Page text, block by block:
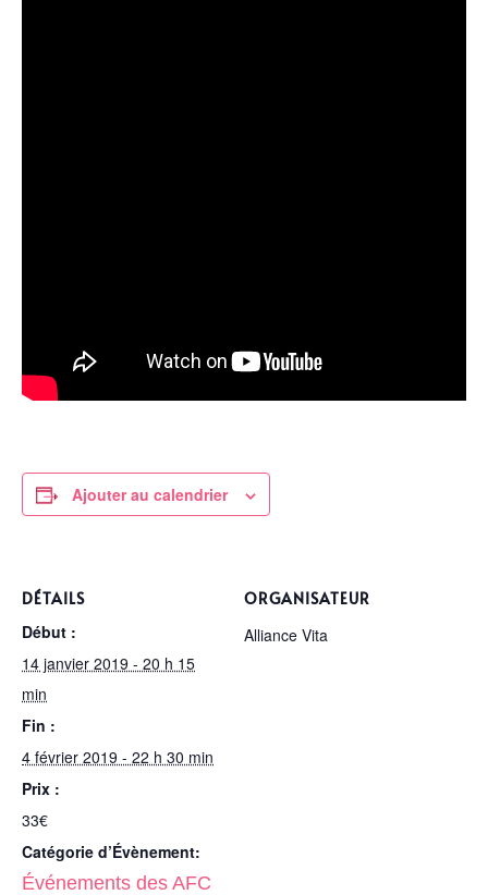
Ajouter au calendrier
DÉTAILS
Début :
14 janvier 2019 - 20 h 15
min
Fin :
4 février 2019 - 22 h 30 min
Prix :
33€
Catégorie d’Évènement:
Événements des AFC
ORGANISATEUR
Alliance Vita